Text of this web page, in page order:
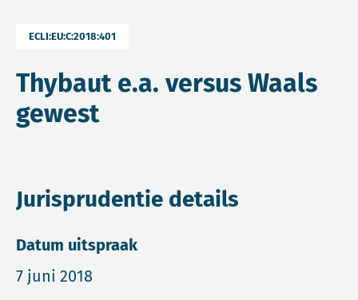
ECLI:EU:C:2018:401
Thybaut e.a. versus Waals
gewest
Jurisprudentie details
Datum uitspraak
7 juni 2018